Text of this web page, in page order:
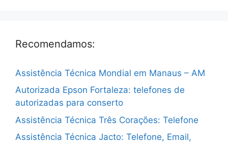
Recomendamos:
Assistência Técnica Mondial em Manaus – AM
Autorizada Epson Fortaleza: telefones de
autorizadas para conserto
Assistência Técnica Três Corações: Telefone
Assistência Técnica Jacto: Telefone, Email,